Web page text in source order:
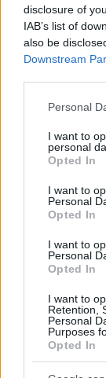
disclosure of
IAB’s list of
also be
Downstream
Please note
not limited to
grant or deny
use your data
consent section.
Personal
I want to
personal
Opted In
I want to
Personal
Opted In
I want to
Personal
Opted In
I want to
Retention,
Personal
Purposes
Opted In
Ινδία - Γαλλία